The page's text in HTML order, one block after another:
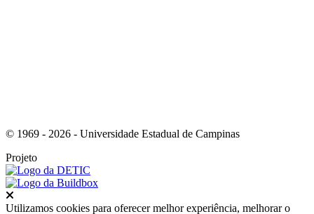
© 1969 - 2026 - Universidade Estadual de Campinas
Projeto
Utilizamos cookies para oferecer melhor experiência, melhorar o